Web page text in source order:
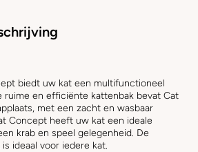
biedt uw kat een multifunctioneel
ruime en efficiënte kattenbak bevat Cat
met een zacht en wasbaar
Concept heeft uw kat een ideale
krab en speel gelegenheid. De
ideaal voor iedere kat.